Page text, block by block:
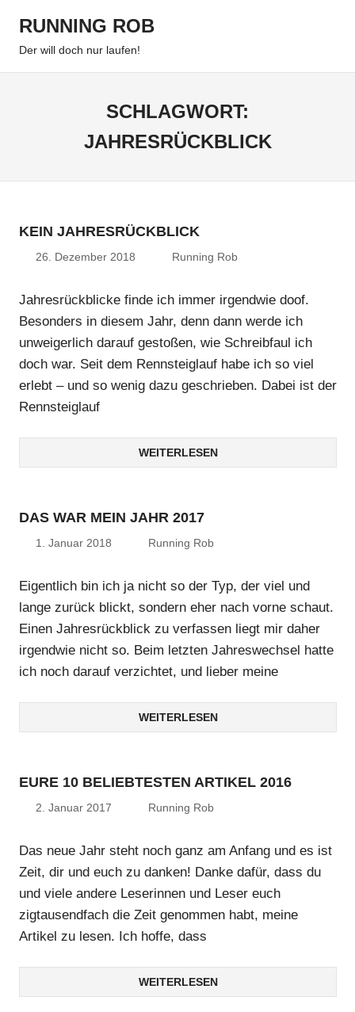
Inhalt
springen
RUNNING ROB
Der will doch nur laufen!
SCHLAGWORT:
JAHRESRÜCKBLICK
KEIN JAHRESRÜCKBLICK
26. Dezember 2018 Running Rob
Jahresrückblicke finde ich immer irgendwie doof.
Besonders in diesem Jahr, denn dann werde ich
unweigerlich darauf gestoßen, wie Schreibfaul ich
doch war. Seit dem Rennsteiglauf habe ich so viel
erlebt – und so wenig dazu geschrieben. Dabei ist der
Rennsteiglauf
WEITERLESEN
DAS WAR MEIN JAHR 2017
1. Januar 2018 Running Rob
Eigentlich bin ich ja nicht so der Typ, der viel und
lange zurück blickt, sondern eher nach vorne schaut.
Einen Jahresrückblick zu verfassen liegt mir daher
irgendwie nicht so. Beim letzten Jahreswechsel hatte
ich noch darauf verzichtet, und lieber meine
WEITERLESEN
EURE 10 BELIEBTESTEN ARTIKEL 2016
2. Januar 2017 Running Rob
Das neue Jahr steht noch ganz am Anfang und es ist
Zeit, dir und euch zu danken! Danke dafür, dass du
und viele andere Leserinnen und Leser euch
zigtausendfach die Zeit genommen habt, meine
Artikel zu lesen. Ich hoffe, dass
WEITERLESEN